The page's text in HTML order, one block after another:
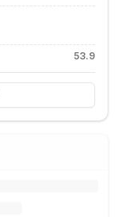
53.9